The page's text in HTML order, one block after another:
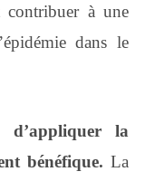
contribuer à une
dans le
la
bénéfique.La